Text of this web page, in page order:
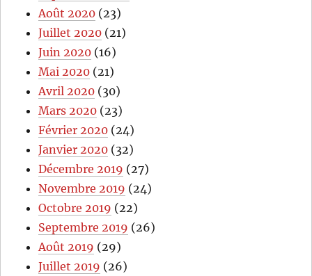
Août 2020 (23)
Juillet 2020 (21)
Juin 2020 (16)
Mai 2020 (21)
Avril 2020 (30)
Mars 2020 (23)
Février 2020 (24)
Janvier 2020 (32)
Décembre 2019 (27)
Novembre 2019 (24)
Octobre 2019 (22)
Septembre 2019 (26)
Août 2019 (29)
Juillet 2019 (26)